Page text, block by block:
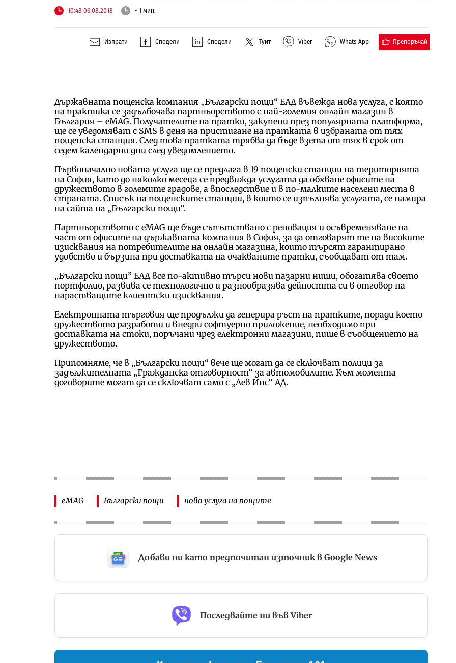
10:48 06.08.2018 ~ 1 мин.
Изпрати Сподели Сподели Туит Viber Whats App Препоръчай
Държавната пощенска компания „Български пощи“ ЕАД въвежда нова услуга, с която
на практика се задълбочава партньорството с най-големия онлайн магазин в
България – eMAG. Получателите на пратки, закупени през популярната платформа,
ще се уведомяват с SMS в деня на пристигане на пратката в избраната от тях
пощенска станция. След това пратката трябва да бъде взета от тях в срок от
седем календарни дни след уведомлението.
Първоначално новата услуга ще се предлага в 19 пощенски станции на територията
на София, като до няколко месеца се предвижда услугата да обхване офисите на
дружеството в големите градове, а впоследствие и в по-малките населени места в
страната. Списък на пощенските станции, в които се изпълнява услугата, се намира
на сайта на „Български пощи“.
Партньорството с еMAG ще бъде съпътствано с реновация и осъвременяване на
част от офисите на държавната компания в София, за да отговарят те на високите
изисквания на потребителите на онлайн магазина, които търсят гарантирано
удобство и бързина при доставката на очакваните пратки, съобщават от там.
„Български пощи” ЕАД все по-активно търси нови пазарни ниши, обогатява своето
портфолио, развива се технологично и разнообразява дейността си в отговор на
нарастващите клиентски изисквания.
Електронната търговия ще продължи да генерира ръст на пратките, поради което
дружеството разработи и внедри софтуерно приложение, необходимо при
доставката на стоки, поръчани чрез електронни магазини, пише в съобщението на
дружеството.
Припомняме, че в „Български пощи“ вече ще могат да се сключват полици за
задължителната „Гражданска отговорност“ за автомобилите. Към момента
договорите могат да се сключват само с „Лев Инс“ АД.
eMAG Български пощи нова услуга на пощите
Добави ни като предпочитан източник в Google News
Последвайте ни във Viber